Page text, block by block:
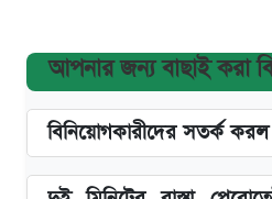
আপনার জন্য বাছাই করা
বিনিয়োগকারীদের সতর্ক